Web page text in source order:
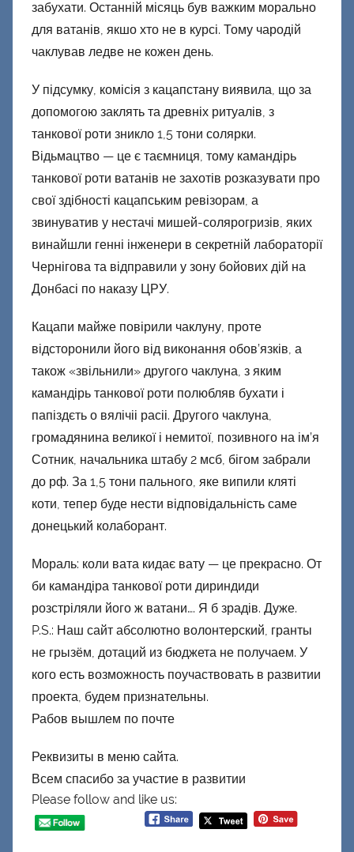
забухати. Останній місяць був важким морально
для ватанів, якшо хто не в курсі. Тому чародій
чаклував ледве не кожен день.
У підсумку, комісія з кацапстану виявила, що за
допомогою заклять та древніх ритуалів, з
танкової роти зникло 1,5 тони солярки.
Відьмацтво — це є таємниця, тому камандірь
танкової роти ватанів не захотів розказувати про
свої здібності кацапським ревізорам, а
звинуватив у нестачі мишей-солярогризів, яких
винайшли генні інженери в секретній лабораторії
Чернігова та відправили у зону бойових дій на
Донбасі по наказу ЦРУ.
Кацапи майже повірили чаклуну, проте
відсторонили його від виконання обов’язків, а
також «звільнили» другого чаклуна, з яким
камандірь танкової роти полюбляв бухати і
папіздєть о вялічіі расіі. Другого чаклуна,
громадянина великої і немитої, позивного на ім’я
Сотник, начальника штабу 2 мсб, бігом забрали
до рф. За 1,5 тони пального, яке випили кляті
коти, тепер буде нести відповідальність саме
донецький колаборант.
Мораль: коли вата кидає вату — це прекрасно. От
би камандіра танкової роти дириндиди
розстріляли його ж ватани…. Я б зрадів. Дуже.
P.S.: Наш сайт абсолютно волонтерский, гранты
не грызём, дотаций из бюджета не получаем. У
кого есть возможность поучаствовать в развитии
проекта, будем признательны.
Рабов вышлем по почте
Реквизиты в меню сайта.
Всем спасибо за участие в развитии
Please follow and like us: